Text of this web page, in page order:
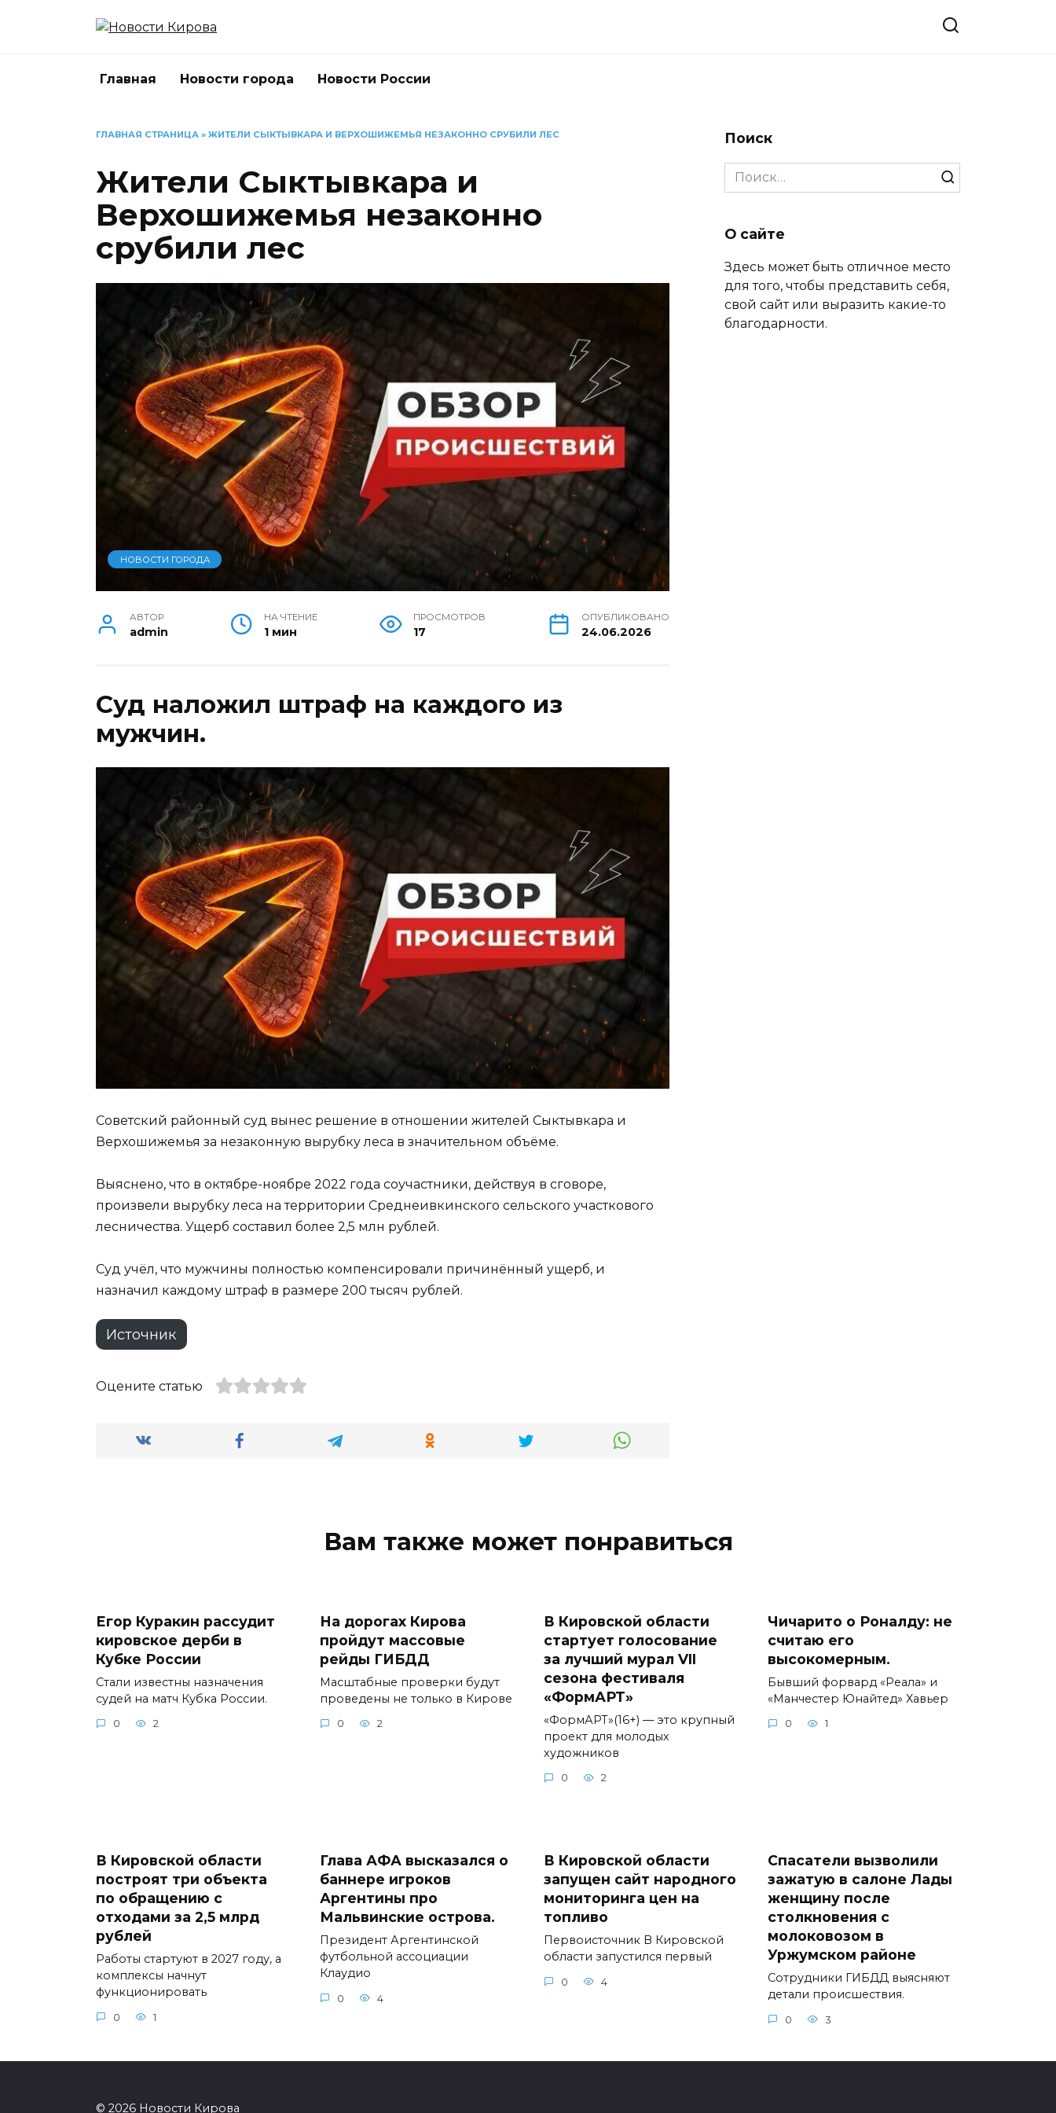
Главная Новости города Новости России
ГЛАВНАЯ СТРАНИЦА » ЖИТЕЛИ СЫКТЫВКАРА И ВЕРХОШИЖЕМЬЯ НЕЗАКОННО СРУБИЛИ ЛЕС
Жители Сыктывкара и
Верхошижемья незаконно
срубили лес
НОВОСТИ ГОРОДА
АВТОР
admin
НА ЧТЕНИЕ
1 мин
ПРОСМОТРОВ
17
ОПУБЛИКОВАНО
24.06.2026
Суд наложил штраф на каждого из
мужчин.
Советский районный суд вынес решение в отношении жителей Сыктывкара и
Верхошижемья за незаконную вырубку леса в значительном объёме.
Выяснено, что в октябре-ноябре 2022 года соучастники, действуя в сговоре,
произвели вырубку леса на территории Среднеивкинского сельского участкового
лесничества. Ущерб составил более 2,5 млн рублей.
Суд учёл, что мужчины полностью компенсировали причинённый ущерб, и
назначил каждому штраф в размере 200 тысяч рублей.
Источник
Оцените статью
Поиск
Search
for:
О сайте
Здесь может быть отличное место
для того, чтобы представить себя,
свой сайт или выразить какие-то
благодарности.
Вам также может понравиться
Егор Куракин рассудит
кировское дерби в
Кубке России
Стали известны назначения
судей на матч Кубка России.
0 2
На дорогах Кирова
пройдут массовые
рейды ГИБДД
Масштабные проверки будут
проведены не только в Кирове
0 2
В Кировской области
стартует голосование
за лучший мурал VII
сезона фестиваля
«ФормАРТ»
«ФормАРТ»(16+) — это крупный
проект для молодых
художников
0 2
Чичарито о Роналду: не
считаю его
высокомерным.
Бывший форвард «Реала» и
«Манчестер Юнайтед» Хавьер
0 1
В Кировской области
построят три объекта
по обращению с
отходами за 2,5 млрд
рублей
Работы стартуют в 2027 году, а
комплексы начнут
функционировать
0 1
Глава АФА высказался о
баннере игроков
Аргентины про
Мальвинские острова.
Президент Аргентинской
футбольной ассоциации
Клаудио
0 4
В Кировской области
запущен сайт народного
мониторинга цен на
топливо
Первоисточник В Кировской
области запустился первый
0 4
Спасатели вызволили
зажатую в салоне Лады
женщину после
столкновения с
молоковозом в
Уржумском районе
Сотрудники ГИБДД выясняют
детали происшествия.
0 3
© 2026 Новости Кирова